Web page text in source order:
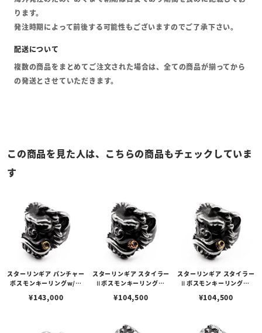
ります。
発注時期によって前後する可能性もございますのでご了承下さい。
複数の商品をまとめてご注文された場合は、全ての商品が揃ってから
の発送とさせていただきます。
この商品を見た人は、こちらの商品もチェックしていま
す
スターリンギア パンチャー
ボスモンキーリングw/ブ
¥143,000
スターリンギア スタイラー
Ⅱボスモンキーリングw/
¥104,500
スターリンギア スタイラー
Ⅱボスモンキーリングw/
¥104,500